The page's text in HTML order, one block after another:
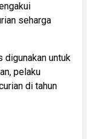
seharga
digunakan untuk
pelaku
di tahun